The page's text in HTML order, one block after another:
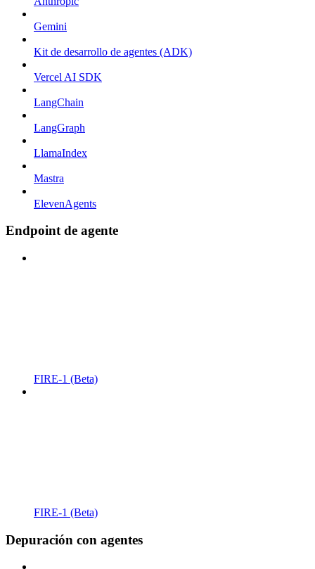
Gemini
Kit de desarrollo de agentes (ADK)
Vercel AI SDK
LangChain
LangGraph
LlamaIndex
Mastra
ElevenAgents
Endpoint de agente
FIRE-1 (Beta)
FIRE-1 (Beta)
Depuración con agentes